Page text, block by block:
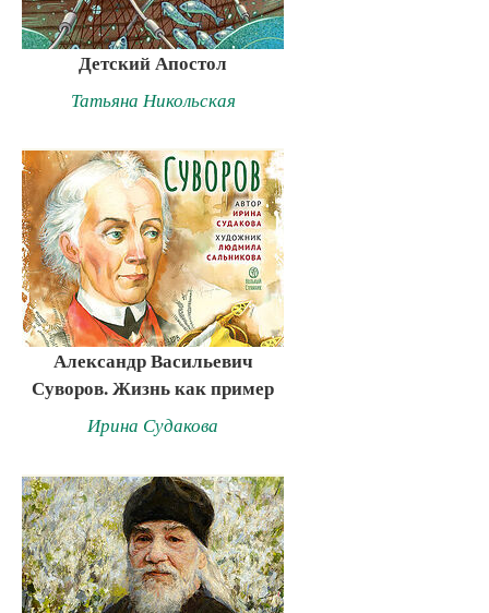
Детский Апостол
Татьяна Никольская
Александр Васильевич
Суворов. Жизнь как пример
Ирина Судакова